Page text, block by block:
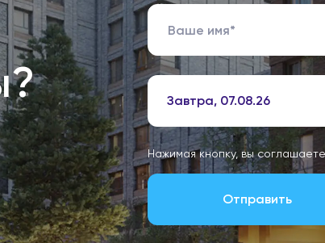
Завтра, 07.08.26
Нажимая кнопку, вы
Отправить